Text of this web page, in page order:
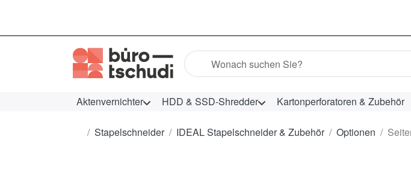
Geben Sie einen Suchbegriff ein. Während Sie
Aktenvernichter
HDD & SSD-Shredder Kartonperforatoren & Zubehör
Startseite
Stapelschneider IDEAL Stapelschneider & Zubehör Optionen